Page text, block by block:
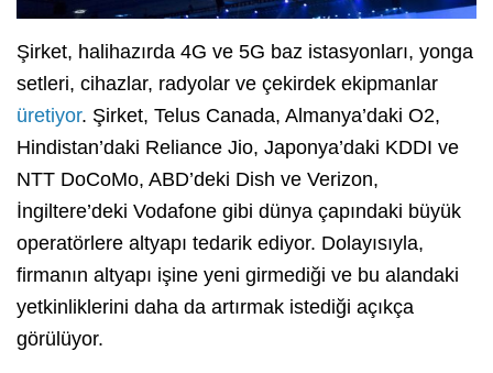
Şirket, halihazırda 4G ve 5G baz istasyonları, yonga
setleri, cihazlar, radyolar ve çekirdek ekipmanlar
üretiyor. Şirket, Telus Canada, Almanya’daki O2,
Hindistan’daki Reliance Jio, Japonya’daki KDDI ve
NTT DoCoMo, ABD’deki Dish ve Verizon,
İngiltere’deki Vodafone gibi dünya çapındaki büyük
operatörlere altyapı tedarik ediyor. Dolayısıyla,
firmanın altyapı işine yeni girmediği ve bu alandaki
yetkinliklerini daha da artırmak istediği açıkça
görülüyor.